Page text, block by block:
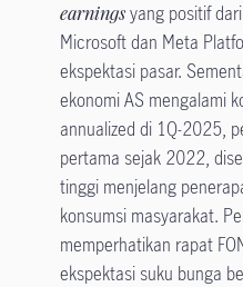
earningsyang positif
Microsoft dan Meta
ekspektasi pasar.
ekonomi AS mengalami
annualized di 1Q-2025,
pertama sejak 2022,
tinggi menjelang
konsumsi masyarakat.
memperhatikan rapat
ekspektasi suku bunga